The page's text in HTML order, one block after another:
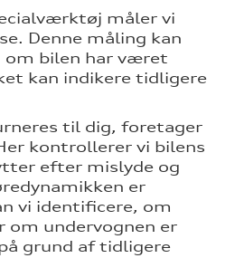
måler vi
Denne måling kan
om bilen har været
kan indikere tidligere
til dig, foretager
kontrollerer vi bilens
efter mislyde og
er
vi identificere, om
om undervognen er
grund af tidligere